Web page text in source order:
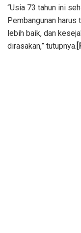
“Usia 73 tahun ini
Pembangunan harus
lebih baik, dan
dirasakan,” tutupnya.